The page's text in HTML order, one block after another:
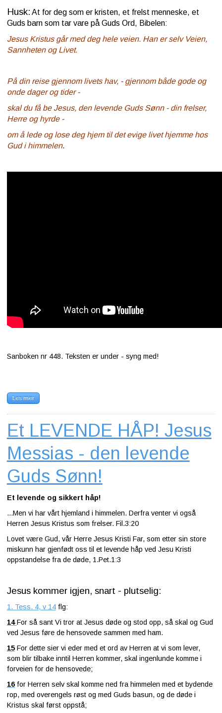
Husk: At for deg som er kristen, et frelst menneske, et
Guds barn som tar vare på Guds Ord, Bibelen:
Jesus Kristus går med deg hele veien. Han er selv Veien,
Sannheten og Livet.
På din reise gjennom livets hav, - gjennom både gode og
onde dager og tider -
skal du få be Jesus, den levende Guds Sønn - din frelser,
Herre og hyrde -
om å lede og lose deg hjem til det evige livet hjemme hos
Gud i himmelen.
Sanboken nr 448. Teksten er under - syng med!
Les mer
Et LEVENDE HÅP! Jesus
Messias - den levende
Guds Sønn!
Et levende og sikkert håp!
...Men vi har vårt hjemland i himmelen. Derfra venter vi også
Herren Jesus Kristus som frelser. Fil.3:20
Lovet være Gud, vår Herre Jesus Kristi Far, som etter sin store
miskunn har gjenfødt oss til et levende håp ved Jesu Kristi
oppstandelse fra de døde, 1.Pet.1:3
Jesus kommer igjen, snart - plutselig:
1. Tess. 4, v 14flg:
14For så sant Vi tror at Jesus døde og stod opp, så skal og Gud
ved Jesus føre de hensovede sammen med ham.
15 For dette sier vi eder med et ord av Herren at vi som lever,
som blir tilbake inntil Herren kommer, skal ingenlunde komme i
forveien for de hensovede;
16 for Herren selv skal komme ned fra himmelen med et bydende
rop, med overengels røst og med Guds basun, og de døde i
Kristus skal først oppstå;